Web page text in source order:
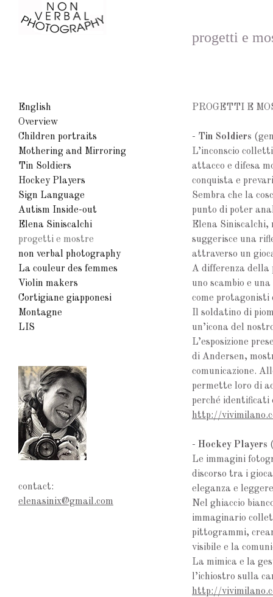
progetti e
English
Overview
Children portraits
Mothering and Mirroring
Tin Soldiers
Hockey Players
Sign Language
Autism Inside-out
Elena Siniscalchi
progetti e mostre
non verbal photography
La couleur des femmes
Violin makers
Cortigiane giapponesi
Montagne
LIS
contact:
elenasinix@gmail.com
PROGETTI E
- Tin Soldiers
L’inconscio
attacco e difesa
conquista e
Sembra che la
punto di poter
Elena Siniscalchi,
suggerisce una
attraverso un
A differenza della
uno scambio e
come protagonisti
Il soldatino di
un’icona del
L’esposizione
di Andersen,
comunicazione.
permette loro di
perché
http://
- Hockey Players
Le immagini
discorso tra i
eleganza e
Nel ghiaccio
immaginario
pittogrammi,
visibile e la
La mimica e la
l’ichiostro sulla
http://